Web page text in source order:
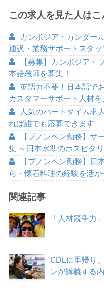
この求人を見た人は
カンボジア・カンダー
通訳・業務サポートスタッ
【募集】カンボジア・
本語教師を募集！
英語力不要！日本語で
カスタマーサポート人材を
人気のパートタイム求
れば誰でも応募できます
【プノンペン勤務】サ
集 ～日本水準のホスピタ
【プノンペン勤務】日
ら・懐石料理の経験を活か
関連記事
「人材競争力
CDLに里帰り
ンが講義する